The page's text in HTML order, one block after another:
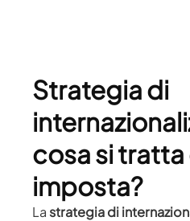
Strategia di
cosa si tratta
imposta?
Lastrategia di